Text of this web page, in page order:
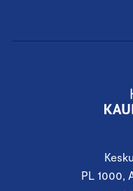
PL 1000,